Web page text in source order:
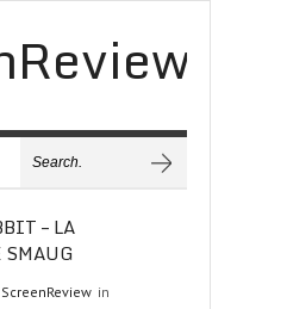
– LA
ScreenReview in